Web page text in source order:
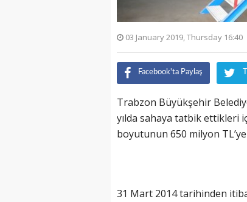
03 January 2019, Thursday 16:40
Facebook'ta Paylaş
Trabzon Büyükşehir
yılda sahaya tatbik ettikleri
boyutunun 650 milyon TL’ye
31 Mart 2014 tarihinden